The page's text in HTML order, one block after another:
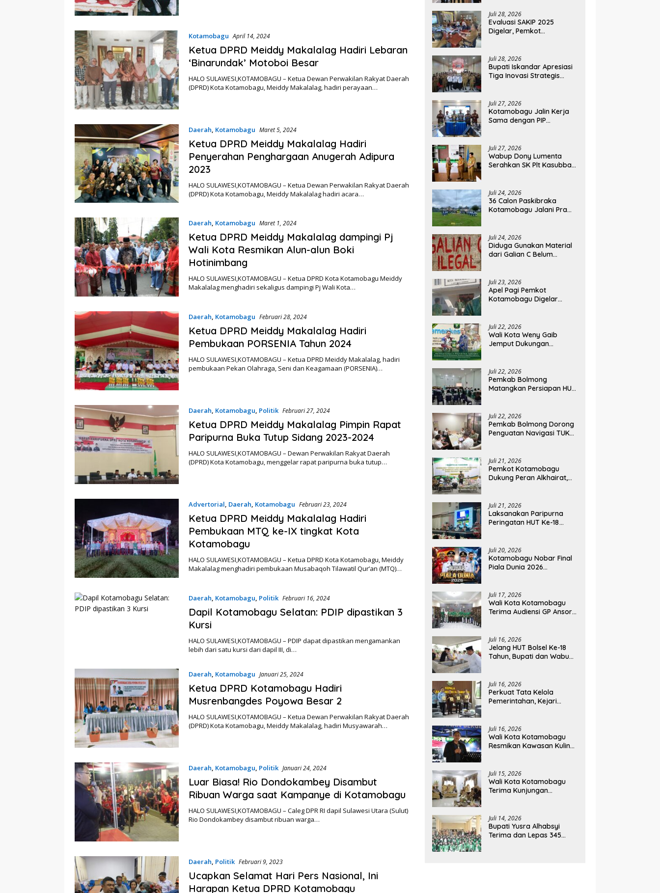
Kotamobagu April 14, 2024
Ketua DPRD Meiddy Makalalag Hadiri Lebaran
‘Binarundak’ Motoboi Besar
HALO SULAWESI,KOTAMOBAGU – Ketua Dewan Perwakilan Rakyat Daerah
(DPRD) Kota Kotamobagu, Meiddy Makalalag, hadiri perayaan…
Daerah Kotamobagu Maret 5, 2024
Ketua DPRD Meiddy Makalalag Hadiri
Penyerahan Penghargaan Anugerah Adipura
2023
HALO SULAWESI,KOTAMOBAGU – Ketua Dewan Perwakilan Rakyat Daerah
(DPRD) Kota Kotamobagu, Meiddy Makalalag hadiri acara…
Daerah, Kotamobagu Maret 1, 2024
Ketua DPRD Meiddy Makalalag dampingi Pj
Wali Kota Resmikan Alun-alun Boki
Hotinimbang
HALO SULAWESI,KOTAMOBAGU – Ketua DPRD Kota Kotamobagu Meiddy
Makalalag menghadiri sekaligus dampingi Pj Wali Kota…
Daerah, Kotamobagu Februari 28, 2024
Ketua DPRD Meiddy Makalalag Hadiri
Pembukaan PORSENIA Tahun 2024
HALO SULAWESI,KOTAMOBAGU – Ketua DPRD Meiddy Makalalag, hadiri
pembukaan Pekan Olahraga, Seni dan Keagamaan (PORSENIA)…
Daerah, Kotamobagu, Politik Februari 27, 2024
Ketua DPRD Meiddy Makalalag Pimpin Rapat
Paripurna Buka Tutup Sidang 2023-2024
HALO SULAWESI,KOTAMOBAGU – Dewan Perwakilan Rakyat Daerah
(DPRD) Kota Kotamobagu, menggelar rapat paripurna buka tutup…
Advertorial, Daerah, Kotamobagu Februari 23, 2024
Ketua DPRD Meiddy Makalalag Hadiri
Pembukaan MTQ ke-IX tingkat Kota
Kotamobagu
HALO SULAWESI,KOTAMOBAGU – Ketua DPRD Kota Kotamobagu, Meiddy
Makalalag menghadiri pembukaan Musabaqoh Tilawatil Qur’an (MTQ)…
Daerah, Kotamobagu, Politik Februari 16, 2024
Dapil Kotamobagu Selatan: PDIP dipastikan 3
Kursi
HALO SULAWESI,KOTAMOBAGU – PDIP dapat dipastikan mengamankan
lebih dari satu kursi dari dapil III, di…
Daerah, Kotamobagu Januari 25, 2024
Ketua DPRD Kotamobagu Hadiri
Musrenbangdes Poyowa Besar 2
HALO SULAWESI,KOTAMOBAGU – Ketua Dewan Perwakilan Rakyat Daerah
(DPRD) Kota Kotamobagu, Meiddy Makalalag, hadiri Musyawarah…
Daerah, Kotamobagu, Politik Januari 24, 2024
Luar Biasa! Rio Dondokambey Disambut
Ribuan Warga saat Kampanye di Kotamobagu
HALO SULAWESI,KOTAMOBAGU – Caleg DPR RI dapil Sulawesi Utara (Sulut)
Rio Dondokambey disambut ribuan warga…
Daerah, Politik Februari 9, 2023
Ucapkan Selamat Hari Pers Nasional, Ini
Harapan Ketua DPRD Kotamobagu
Juli 28, 2026
Evaluasi SAKIP 2025
Digelar, Pemkot
Pemerintahan
Juli 28, 2026
Bupati Iskandar Apresiasi
Tiga Inovasi Strategis
Juli 27, 2026
Kotamobagu Jalin Kerja
Sama dengan PIP
Pendampingan
Juli 27, 2026
Wabup Dony Lumenta
Serahkan SK Plt Kasubbag
Inobonto
Juli 24, 2026
36 Calon Paskibraka
Kotamobagu Jalani Pra
Juli 24, 2026
Diduga Gunakan Material
dari Galian C Belum
Juli 23, 2026
Apel Pagi Pemkot
Kotamobagu Digelar
Juli 22, 2026
Wali Kota Weny Gaib
Jemput Dukungan
Kotamobagu
Juli 22, 2026
Pemkab Bolmong
Matangkan Persiapan HUT
Koordinasi
Juli 22, 2026
Pemkab Bolmong Dorong
Penguatan Navigasi TUKS
Juli 21, 2026
Pemkot Kotamobagu
Dukung Peran Alkhairat,
Juli 21, 2026
Laksanakan Paripurna
Peringatan HUT Ke-18
Kolaborasi Demi
Kemajuan
Juli 20, 2026
Kotamobagu Nobar Final
Piala Dunia 2026
Warga
Juli 17, 2026
Wali Kota Kotamobagu
Terima Audiensi GP Ansor
Smart
Juli 16, 2026
Jelang HUT Bolsel Ke-18
Tahun, Bupati dan Wabup
Juli 16, 2026
Perkuat Tata Kelola
Pemerintahan, Kejari
Bolmong
Juli 16, 2026
Wali Kota Kotamobagu
Resmikan Kawasan Kuliner
Juli 15, 2026
Wali Kota Kotamobagu
Terima Kunjungan
Juli 14, 2026
Bupati Yusra Alhabsyi
Terima dan Lepas 345